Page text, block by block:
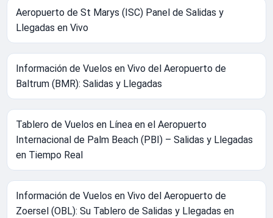
Aeropuerto de St Marys (ISC) Panel de Salidas y
Llegadas en Vivo
Información de Vuelos en Vivo del Aeropuerto de
Baltrum (BMR): Salidas y Llegadas
Tablero de Vuelos en Línea en el Aeropuerto
Internacional de Palm Beach (PBI) – Salidas y Llegadas
en Tiempo Real
Información de Vuelos en Vivo del Aeropuerto de
Zoersel (OBL): Su Tablero de Salidas y Llegadas en